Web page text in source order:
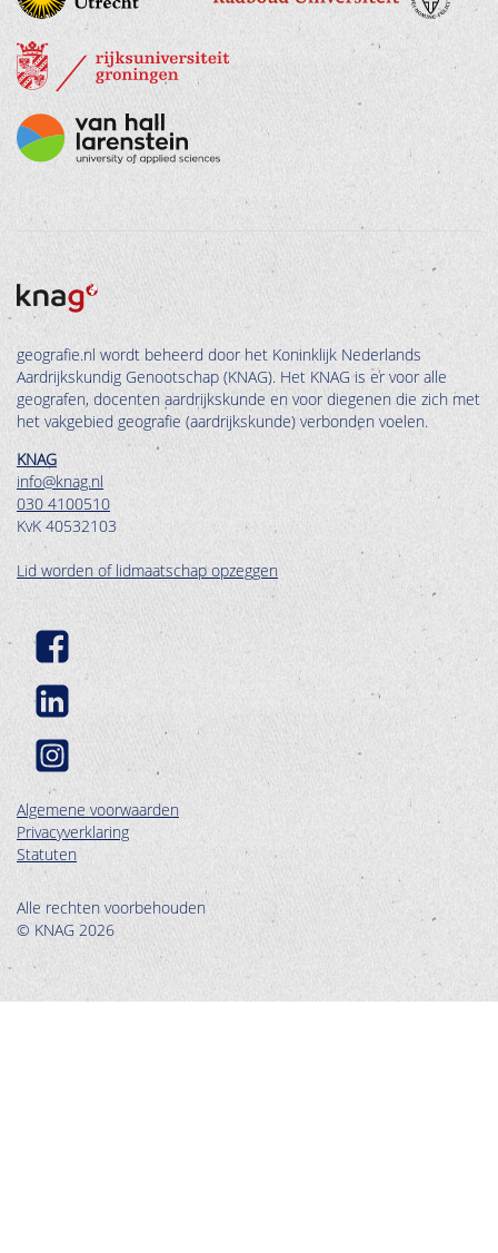
geografie.nl wordt beheerd door het Koninklijk Nederlands
Aardrijkskundig Genootschap (KNAG). Het KNAG is er voor alle
geografen, docenten aardrijkskunde en voor diegenen die zich met
het vakgebied geografie (aardrijkskunde) verbonden voelen.
KNAG
info@knag.nl
030 4100510
KvK 40532103
Lid worden of lidmaatschap opzeggen
Algemene voorwaarden
Privacyverklaring
Statuten
Alle rechten voorbehouden
© KNAG 2026